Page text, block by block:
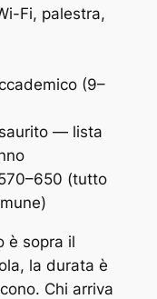
Fi, palestra,
(9–
— lista
(tutto
è sopra il
la durata è
Chi arriva